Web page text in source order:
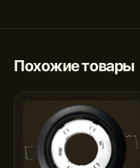
Похожие товары